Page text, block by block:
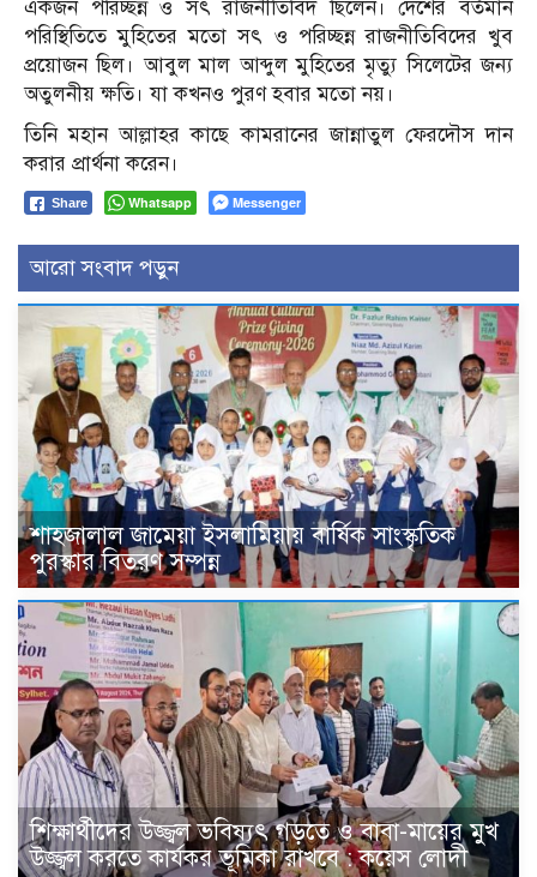
একজন পরিচ্ছন্ন ও সৎ রাজনীতিবিদ ছিলেন। দেশের বর্তমান
পরিস্থিতিতে মুহিতের মতো সৎ ও পরিচ্ছন্ন রাজনীতিবিদের খুব
প্রয়োজন ছিল। আবুল মাল আব্দুল মুহিতের মৃত্যু সিলেটের জন্য
অতুলনীয় ক্ষতি। যা কখনও পুরণ হবার মতো নয়।
তিনি মহান আল্লাহর কাছে কামরানের জান্নাতুল ফেরদৌস দান
করার প্রার্থনা করেন।
Share Whatsapp Messenger
আরো সংবাদ পড়ুন
শাহজালাল জামেয়া ইসলামিয়ায় বার্ষিক সাংস্কৃতিক
পুরস্কার বিতরণ সম্পন্ন
শিক্ষার্থীদের উজ্জ্বল ভবিষ্যৎ গড়তে ও বাবা-মায়ের মুখ
উজ্জ্বল করতে কার্যকর ভূমিকা রাখবে : কয়েস লোদী